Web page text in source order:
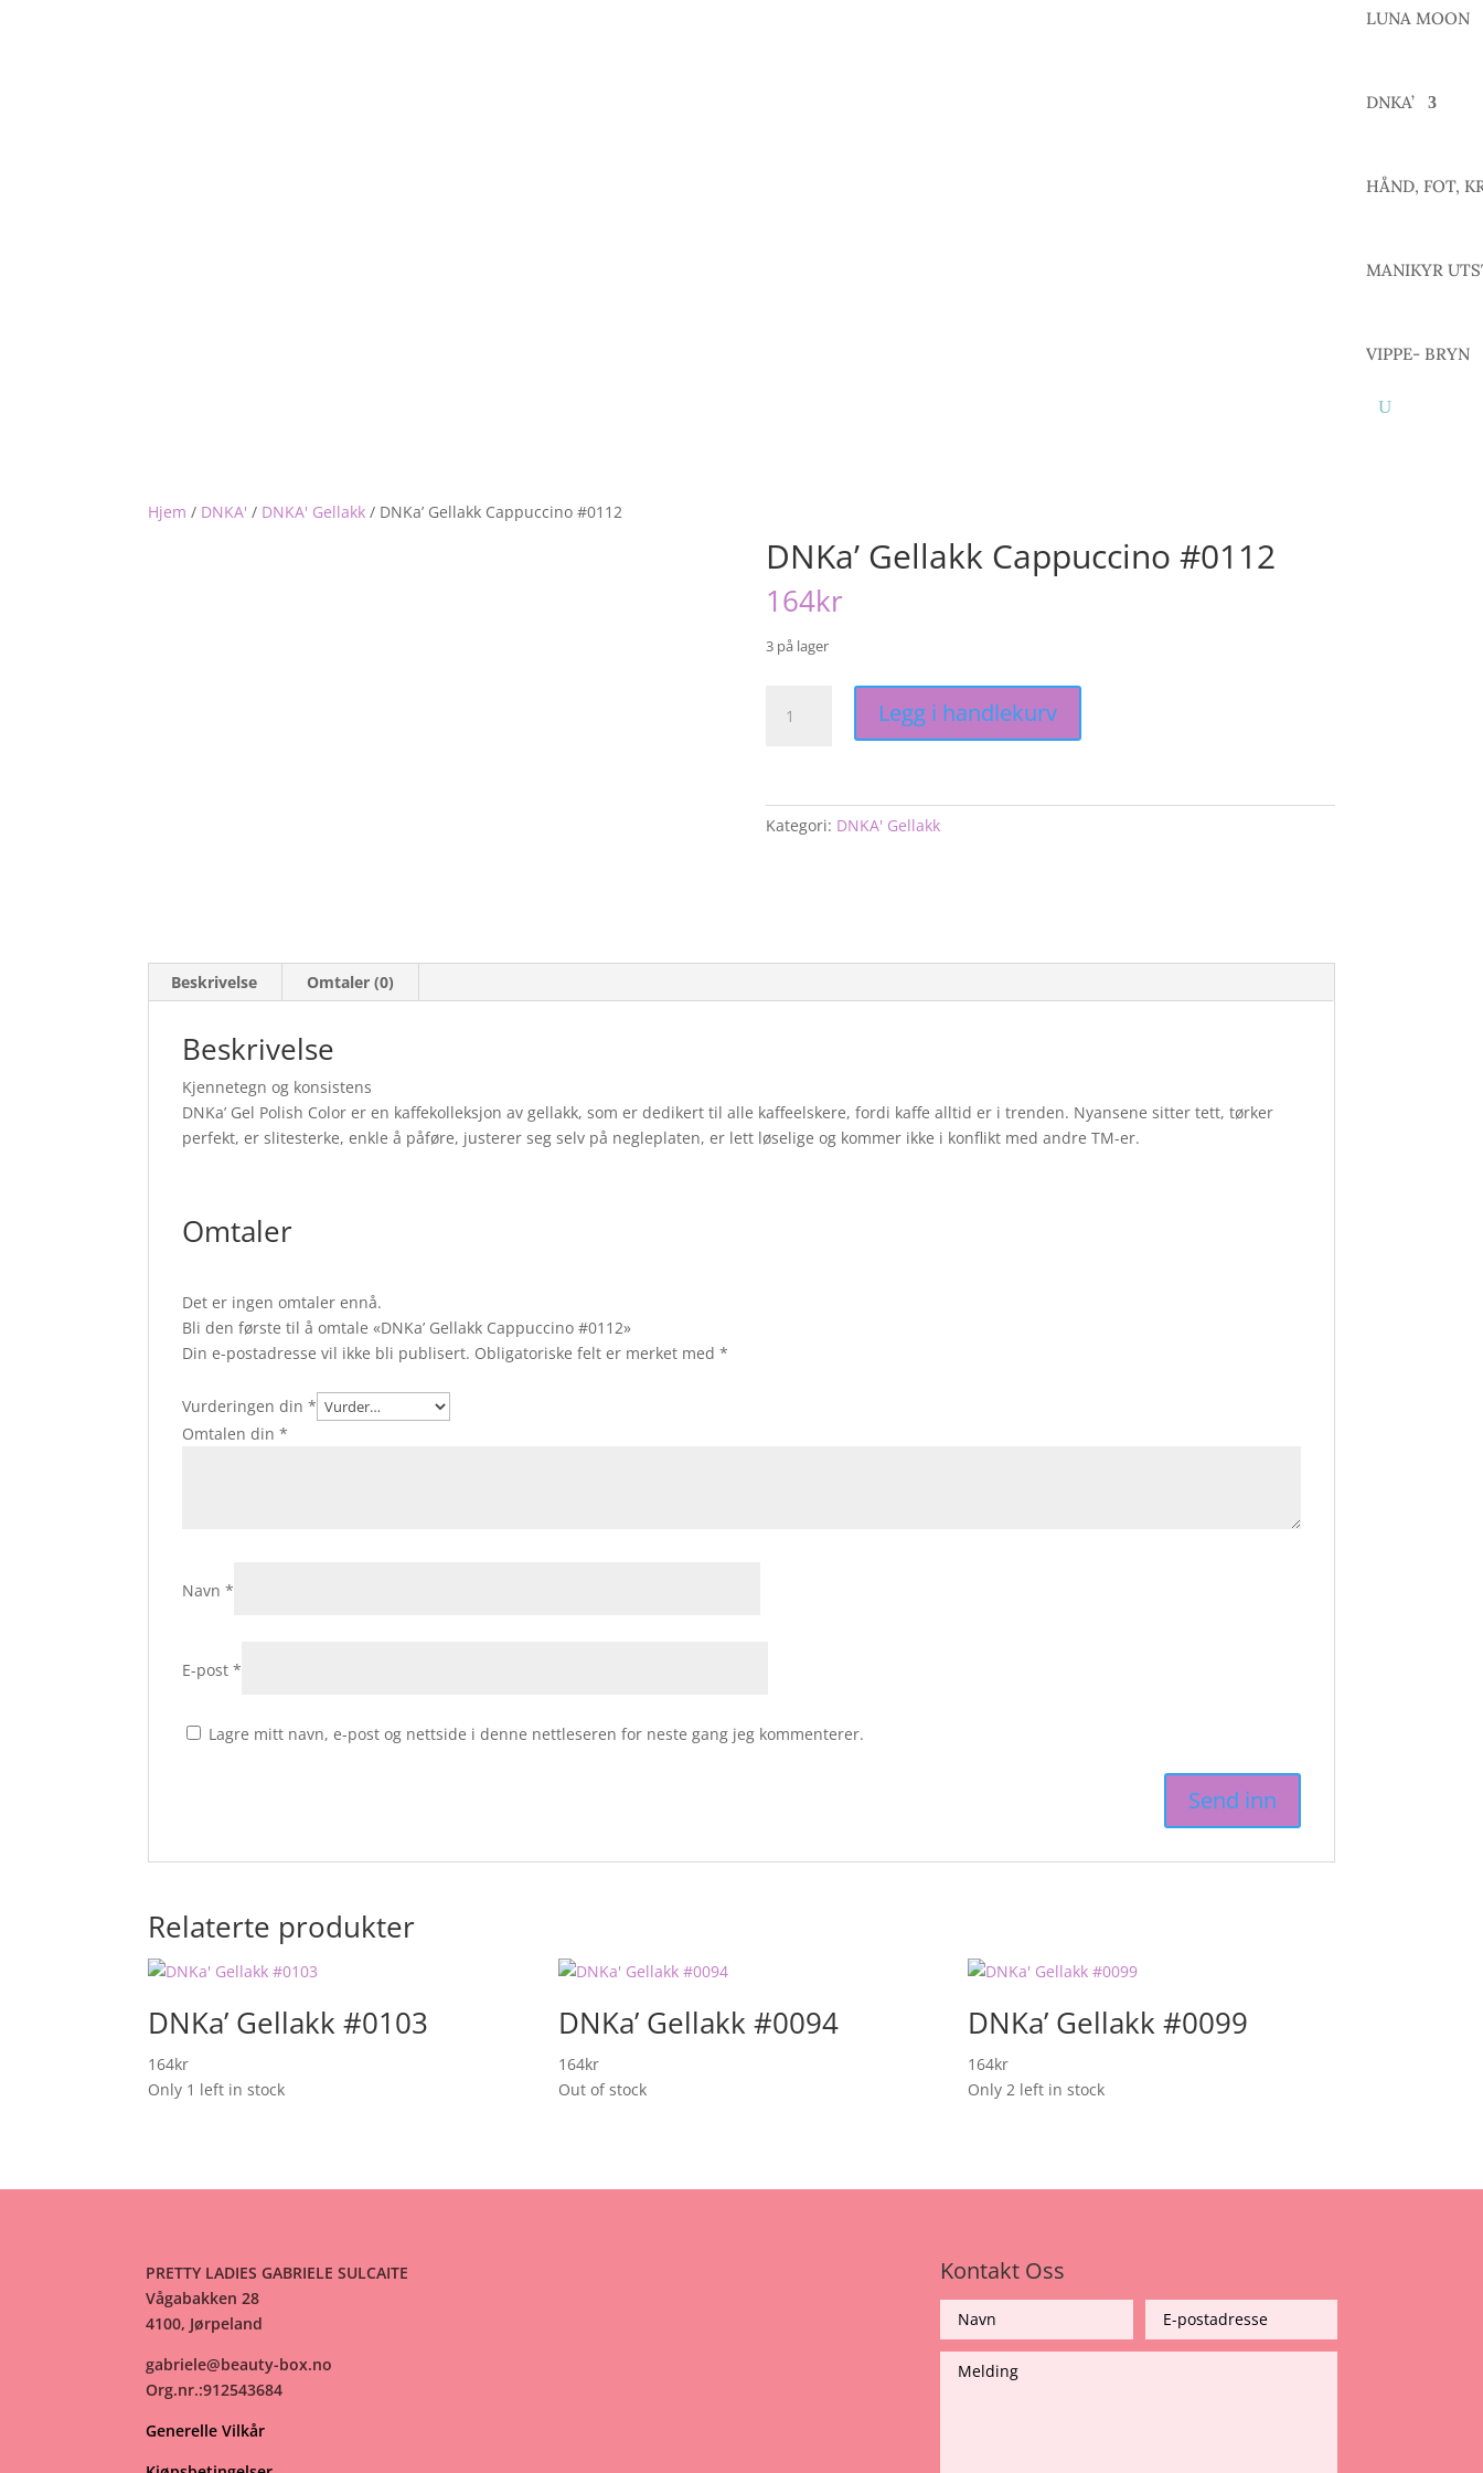
LUNA MOON
DNKA’
HÅND, FOT,
MANIKYR
VIPPE- BRYN
Hjem / DNKA' / DNKA' Gellakk / DNKa’ Gellakk Cappuccino #0112
DNKa’ Gellakk Cappuccino #0112
164kr
3 på lager
Gellakk
Legg i handlekurv
Kategori: DNKA' Gellakk
Beskrivelse Omtaler (0)
Beskrivelse
Kjennetegn og konsistens
DNKa’ Gel Polish Color er en kaffekolleksjon av gellakk, som er dedikert til alle kaffeelskere, fordi kaffe alltid er i trenden. Nyansene sitter tett, tørker
perfekt, er slitesterke, enkle å påføre, justerer seg selv på negleplaten, er lett løselige og kommer ikke i konflikt med andre TM-er.
Omtaler
Det er ingen omtaler ennå.
Bli den første til å omtale «DNKa’ Gellakk Cappuccino #0112»
Din e-postadresse vil ikke bli publisert. Obligatoriske felt er merket med*
Vurderingen din*
Omtalen din*
Navn*
E-post*
Lagre mitt navn, e-post og nettside i denne nettleseren for neste gang jeg kommenterer.
Relaterte produkter
DNKa’ Gellakk #0103
164kr
Only 1 left in stock
DNKa’ Gellakk #0094
164kr
Out of stock
DNKa’ Gellakk #0099
164kr
Only 2 left in stock
PRETTY LADIES GABRIELE SULCAITE
Vågabakken 28
4100, Jørpeland
gabriele@beauty-box.no
Org.nr.:912543684
Generelle Vilkår
Kontakt Oss